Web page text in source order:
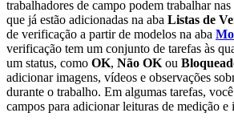
trabalhadores de campo podem trabalhar
que já estão adicionadas na aba Listas de
de verificação a partir de modelos na aba
verificação tem um conjunto de tarefas às
um status, como OK, Não OK ou
adicionar imagens, vídeos e observações
durante o trabalho. Em algumas tarefas,
campos para adicionar leituras de medição e